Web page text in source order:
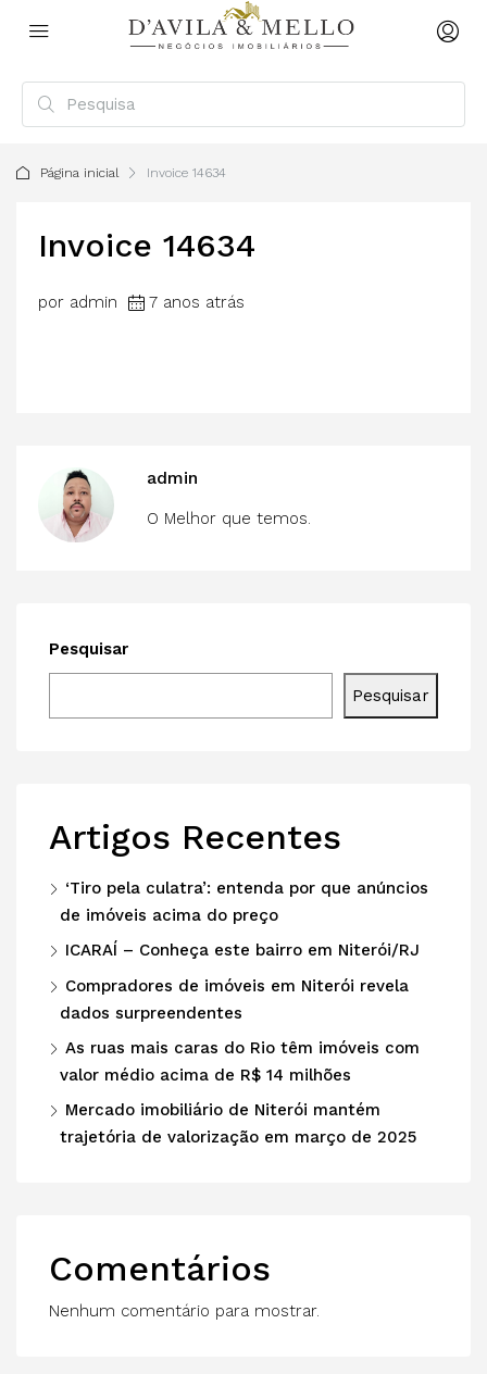
Página inicial Invoice 14634
Invoice 14634
por admin 7 anos atrás
admin
O Melhor que temos.
Pesquisar
Pesquisar
Artigos Recentes
‘Tiro pela culatra’: entenda por que anúncios
de imóveis acima do preço
ICARAÍ – Conheça este bairro em Niterói/RJ
Compradores de imóveis em Niterói revela
dados surpreendentes
As ruas mais caras do Rio têm imóveis com
valor médio acima de R$ 14 milhões
Mercado imobiliário de Niterói mantém
trajetória de valorização em março de 2025
Comentários
Nenhum comentário para mostrar.